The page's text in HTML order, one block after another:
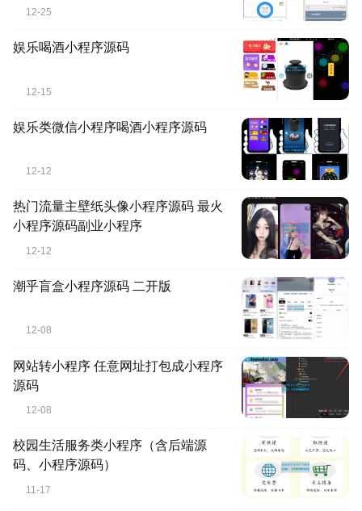
12-25
娱乐喝酒小程序源码
12-15
娱乐类微信小程序喝酒小程序源码
12-12
热门流量主壁纸头像小程序源码 最火
小程序源码副业小程序
12-12
潮乎盲盒小程序源码 二开版
12-08
网站转小程序 任意网址打包成小程序
源码
12-08
校园生活服务类小程序（含后端源
码、小程序源码）
11-17